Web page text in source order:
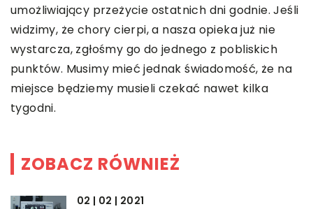
umożliwiający przeżycie ostatnich dni godnie. Jeśli
widzimy, że chory cierpi, a nasza opieka już nie
wystarcza, zgłośmy go do jednego z pobliskich
punktów. Musimy mieć jednak świadomość, że na
miejsce będziemy musieli czekać nawet kilka
tygodni.
ZOBACZ RÓWNIEŻ
02 | 02 | 2021